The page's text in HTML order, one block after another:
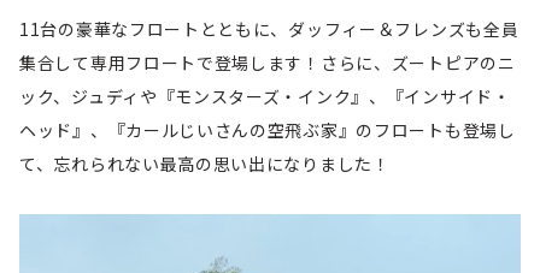
11台の豪華なフロートとともに、ダッフィー＆フレンズも全員
集合して専用フロートで登場します！さらに、ズートピアのニ
ック、ジュディや『モンスターズ・インク』、『インサイド・
ヘッド』、『カールじいさんの空飛ぶ家』のフロートも登場し
て、忘れられない最高の思い出になりました！